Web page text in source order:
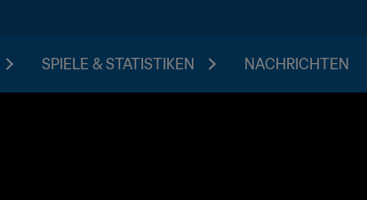
SPIELE & STATISTIKEN NACHRICHTEN